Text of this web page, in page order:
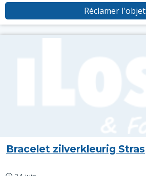
Réclamer l'objet
Bracelet zilverkleurig Stras